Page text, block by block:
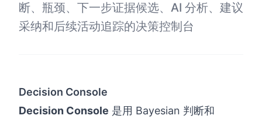
断、瓶颈、下一步证据候选、AI 分析、建议
采纳和后续活动追踪的决策控制台
Decision Console
Decision Console 是用 Bayesian 判断和